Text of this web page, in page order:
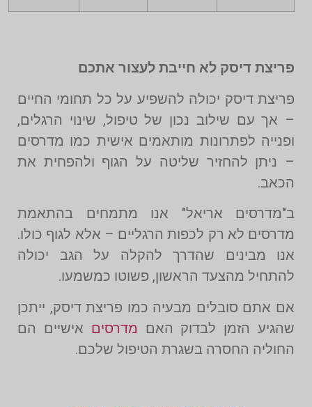
פריצת דיסק לא חייבת לעצור אתכם
פריצת דיסק יכולה להשפיע על כל תחומי החיים
– אך עם שילוב נכון של טיפול, שינוי הרגלים,
ופנייה לפתרונות מותאמים אישית כמו מדרסים
– ניתן להחזיר שליטה על הגוף ולהפחית את
הכאב.
ב"מדרסים אריאל" אנו מתמחים בהתאמת
מדרסים לא רק לכפות הרגליים – אלא לגוף כולו.
אנו מבינים שהדרך להקלה על הגב יכולה
להתחיל מהצעד הראשון, פשוטו כמשמעו.
אם אתם סובלים מבעיה כמו פריצת דיסק, ייתכן
שהגיע הזמן לבדוק האם מדרסים אישיים הם
החוליה החסרה בשגרת הטיפול שלכם.